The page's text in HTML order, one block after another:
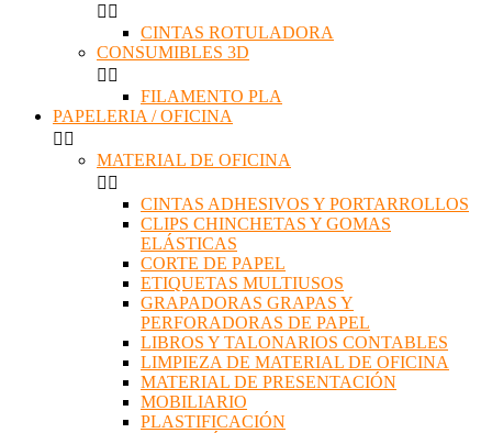
 
CINTAS ROTULADORA
CONSUMIBLES 3D
 
FILAMENTO PLA
PAPELERIA / OFICINA
 
MATERIAL DE OFICINA
 
CINTAS ADHESIVOS Y PORTARROLLOS
CLIPS CHINCHETAS Y GOMAS
ELÁSTICAS
CORTE DE PAPEL
ETIQUETAS MULTIUSOS
GRAPADORAS GRAPAS Y
PERFORADORAS DE PAPEL
LIBROS Y TALONARIOS CONTABLES
LIMPIEZA DE MATERIAL DE OFICINA
MATERIAL DE PRESENTACIÓN
MOBILIARIO
PLASTIFICACIÓN